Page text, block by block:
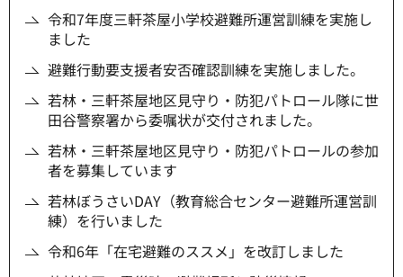
令和7年度三軒茶屋小学校避難所運営訓練を実施し
ました
避難行動要支援者安否確認訓練を実施しました。
若林・三軒茶屋地区見守り・防犯パトロール隊に世
田谷警察署から委嘱状が交付されました。
若林・三軒茶屋地区見守り・防犯パトロールの参加
者を募集しています
若林ぼうさいDAY（教育総合センター避難所運営訓
練）を行いました
令和6年「在宅避難のススメ」を改訂しました